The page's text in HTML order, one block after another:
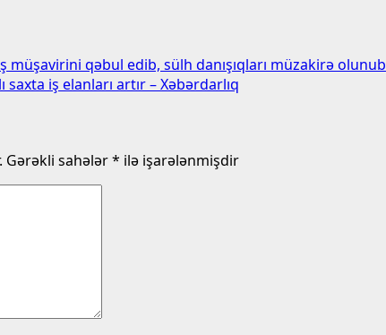
müşavirini qəbul edib, sülh danışıqları müzakirə olunub
iş elanları artır – Xəbərdarlıq
Gərəkli sahələr* ilə işarələnmişdir